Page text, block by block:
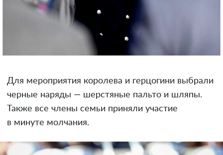
Для мероприятия королева и герцогини выбрали
черные наряды — шерстяные пальто и шляпы.
Также все члены семьи приняли участие
в минуте молчания.